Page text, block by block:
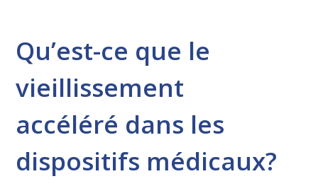
Qu’est-ce que le
vieillissement
accéléré dans les
dispositifs médicaux?